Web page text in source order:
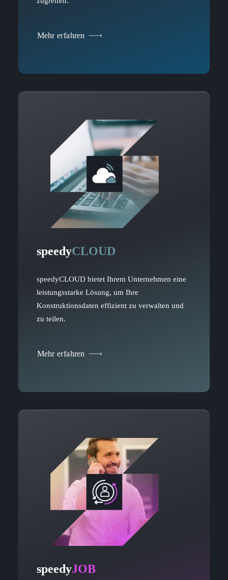
Mehr erfahren
speedyCLOUD
speedyCLOUD bietet Ihrem Unternehmen eine
leistungsstarke Lösung, um Ihre
Konstruktionsdaten effizient zu verwalten und
zu teilen.
Mehr erfahren
speedyJOB